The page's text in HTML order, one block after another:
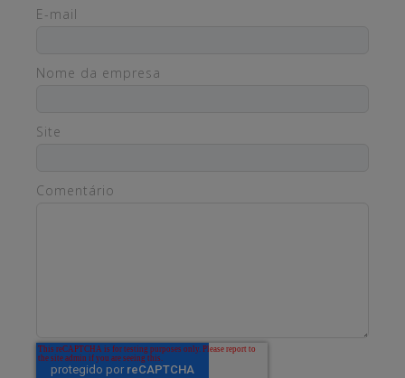
E-mail
Nome da empresa
Site
Comentário